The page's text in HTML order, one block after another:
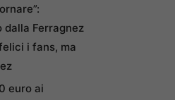
dalla Ferragnez
i fans, ma
euro ai